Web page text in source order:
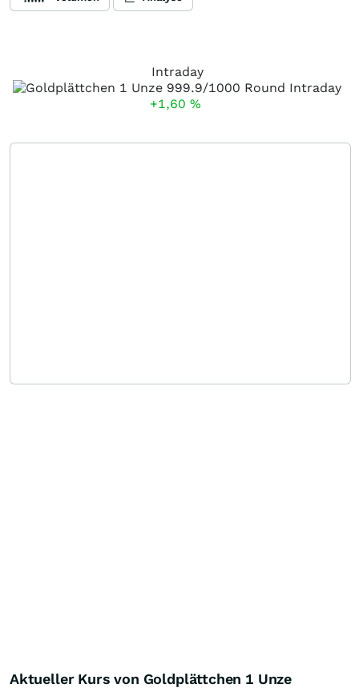
Intraday
+1,60 %
Aktueller Kurs von Goldplättchen 1 Unze